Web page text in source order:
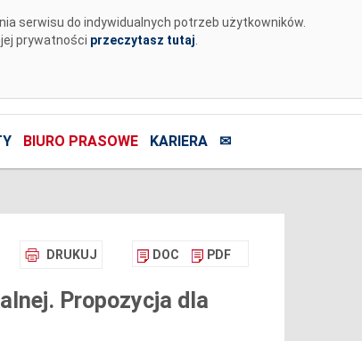
serwisu do indywidualnych potrzeb użytkowników.
prywatności przeczytasz tutaj
BIURO PRASOWE KARIERA ✉
DRUKUJ DOC PDF
Propozycja dla